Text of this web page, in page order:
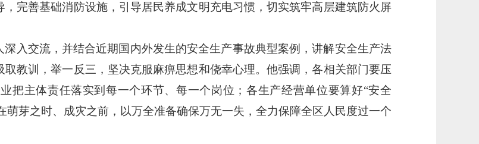
完善基础消防设施，引导居民养成文明充电习惯，切实筑牢高层建筑防火屏
入交流，并结合近期国内外发生的安全生产事故典型案例，讲解安全生产法
教训，举一反三，坚决克服麻痹思想和侥幸心理。他强调，各相关部门要压
把主体责任落实到每一个环节、每一个岗位；各生产经营单位要算好“安全
萌芽之时、成灾之前，以万全准备确保万无一失，全力保障全区人民度过一个